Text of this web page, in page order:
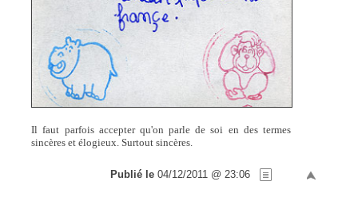
Il faut parfois accepter qu'on parle de soi en des termes
sincères et élogieux. Surtout sincères.
Publié le 04/12/2011 @ 23:06